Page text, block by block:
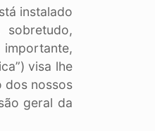
instalado
visa lhe
dos nossos
geral da